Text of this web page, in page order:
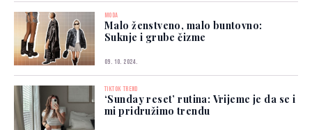
MODA
Malo ženstveno, malo buntovno:
Suknje i grube čizme
09. 10. 2024.
TIKTOK TREND
‘Sunday reset’ rutina: Vrijeme je da se i
mi pridružimo trendu